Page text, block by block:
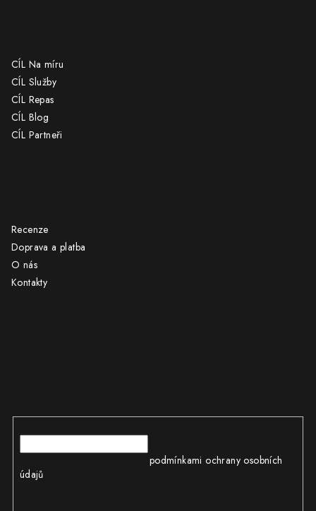
CÍL Na míru
CÍL Služby
CÍL Repas
CÍL Blog
CÍL Partneři
Recenze
Doprava a platba
O nás
Kontakty
podmínkami ochrany osobních
údajů